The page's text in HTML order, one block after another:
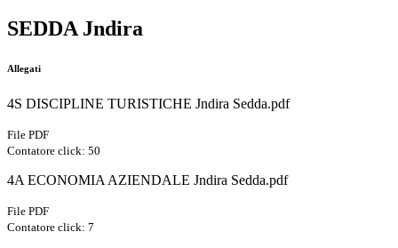
SEDDA Jndira
Allegati
4S DISCIPLINE TURISTICHE Jndira Sedda.pdf
File PDF
Contatore click: 50
4A ECONOMIA AZIENDALE Jndira Sedda.pdf
File PDF
Contatore click: 7